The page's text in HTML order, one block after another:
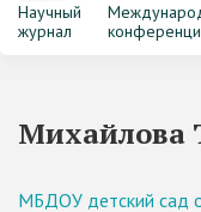
Научный
журнал
Михайлова
МБДОУ детский сад